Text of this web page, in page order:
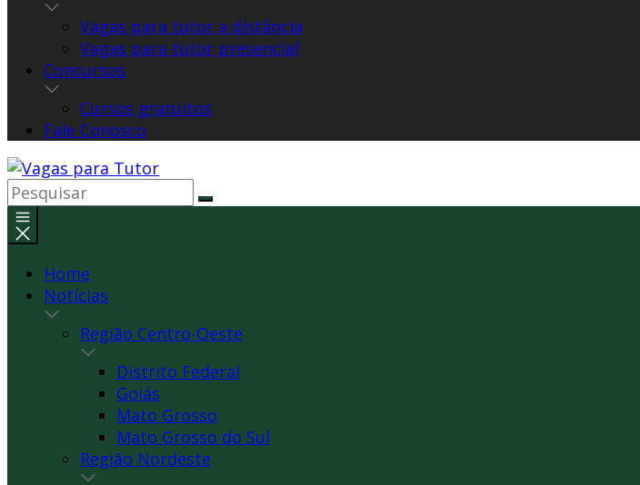
Vagas para tutor a distância
Vagas para tutor presencial
Concursos
Cursos gratuitos
Fale Conosco
Home
Notícias
Região Centro-Oeste
Distrito Federal
Goiás
Mato Grosso
Mato Grosso do Sul
Região Nordeste